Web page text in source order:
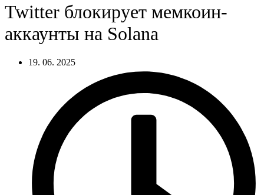
Twitter блокирует мемкоин-
аккаунты на Solana
19. 06. 2025